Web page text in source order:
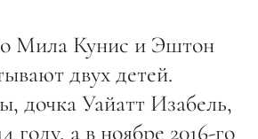
Мила Кунис и Эштон
двух детей.
дочка Уайатт Изабель,
году, а в ноябре 2016-го